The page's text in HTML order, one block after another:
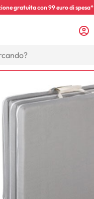
gratuita con 99 euro di spesa*